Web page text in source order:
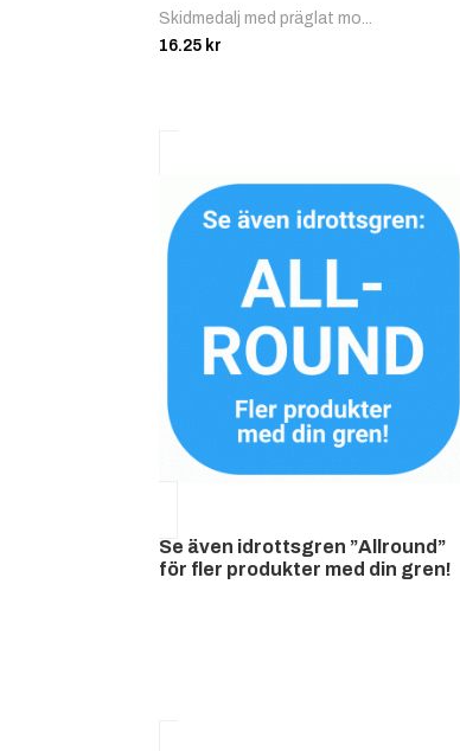
Skidmedalj med präglat mo...
16.25 kr
Se även idrottsgren ”Allround”
för fler produkter med din gren!